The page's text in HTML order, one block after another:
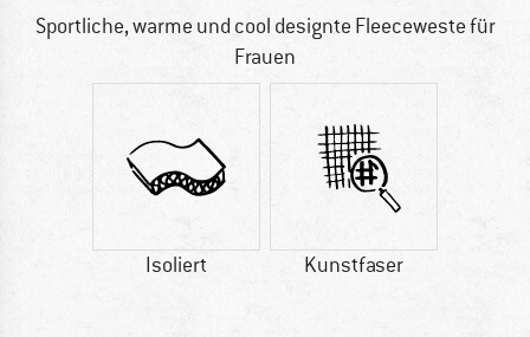
Sportliche, warme und cool designte Fleeceweste für
Frauen
Isoliert Kunstfaser